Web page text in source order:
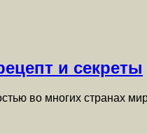
и секреты
во многих странах